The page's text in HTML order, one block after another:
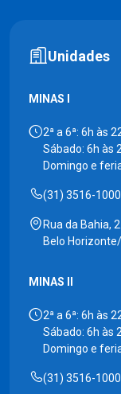
Unidades
MINAS I
2ª a 6ª: 6h às
Sábado: 6h às
Domingo e
(31) 3516-1000
Rua da Bahia,
Belo
MINAS II
2ª a 6ª: 6h às
Sábado: 6h às
Domingo e
(31) 3516-1000